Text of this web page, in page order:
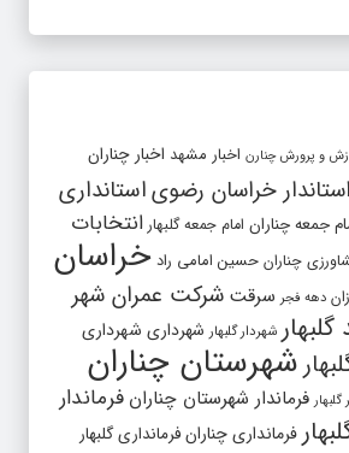
و پرورش چنارن اخبار مشهد اخبار چناران
استاندار خراسان رضویاستانداری
جمعه چناران امام جمعه گلبهار انتخابات
چناران حسین امامی راد خراسان
دهه فجر سرقت شرکت عمران شهر
شهردار گلبهار شهرداری شهرداری
شهرستان چناران
فرماندار شهرستان چناران فرماندار
فرمانداری چنارانفرمانداری گلبهار